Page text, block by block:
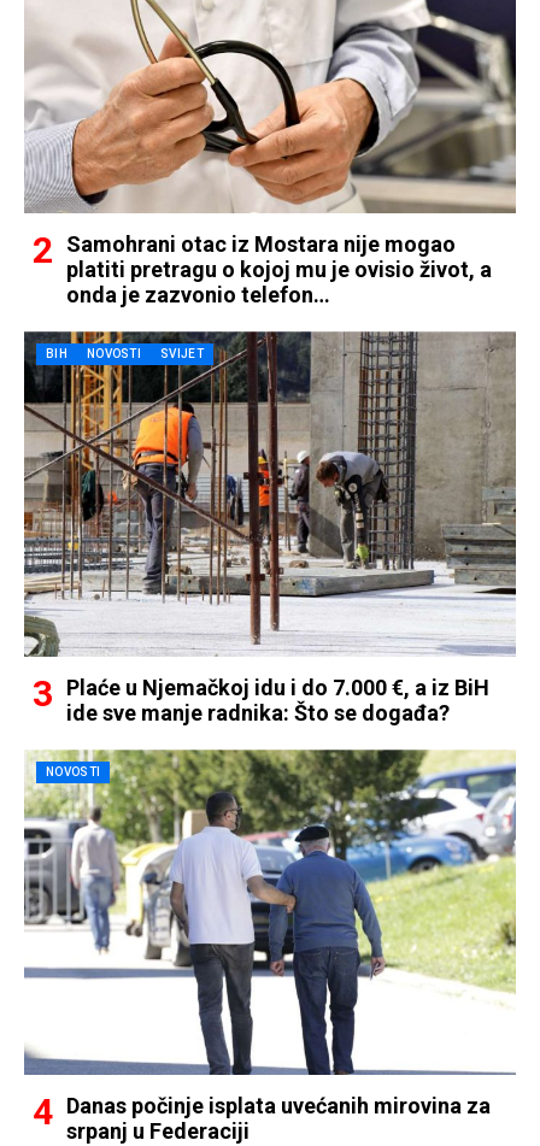
Samohrani otac iz Mostara nije mogao
platiti pretragu o kojoj mu je ovisio život, a
onda je zazvonio telefon…
BIH NOVOSTI SVIJET
Plaće u Njemačkoj idu i do 7.000 €, a iz BiH
ide sve manje radnika: Što se događa?
NOVOSTI
Danas počinje isplata uvećanih mirovina za
srpanj u Federaciji